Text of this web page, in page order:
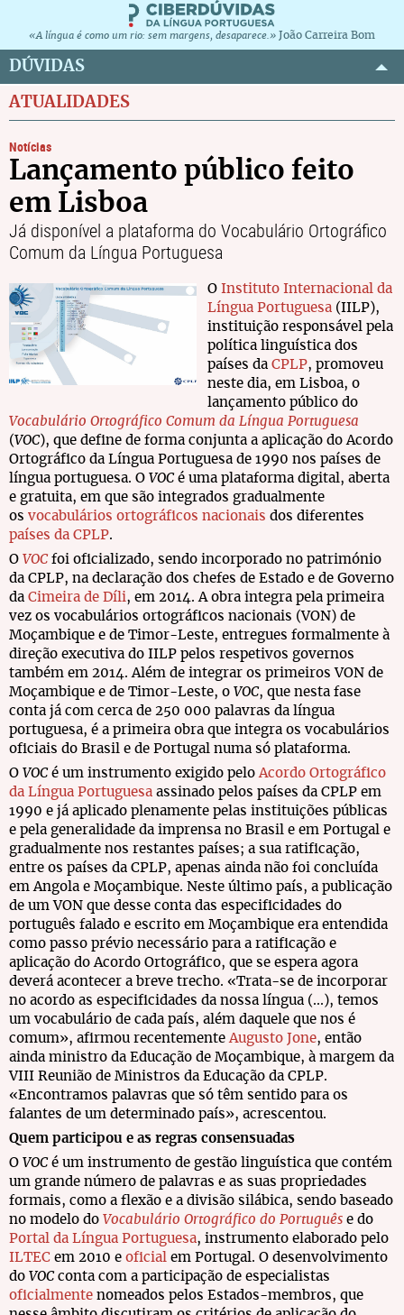
«A língua é como um rio: sem margens, desaparece.» João Carreira Bom
DÚVIDAS
ATUALIDADES
Notícias
Lançamento público feito
em Lisboa
Já disponível a plataforma do Vocabulário Ortográfico
Comum da Língua Portuguesa
O Instituto Internacional da
Língua Portuguesa (IILP),
instituição responsável pela
política linguística dos
países da CPLP, promoveu
neste dia, em Lisboa, o
lançamento público do
Vocabulário Ortográfico Comum da Língua Portuguesa
( VOC), que define de forma conjunta a aplicação do Acordo
Ortográfico da Língua Portuguesa de 1990 nos países de
língua portuguesa. O VOC é uma plataforma digital, aberta
e gratuita, em que são integrados gradualmente
os vocabulários ortográficos nacionais dos diferentes
países da CPLP.
O VOC foi oficializado, sendo incorporado no património
da CPLP, na declaração dos chefes de Estado e de Governo
da Cimeira de Díli, em 2014. A obra integra pela primeira
vez os vocabulários ortográficos nacionais (VON) de
Moçambique e de Timor-Leste, entregues formalmente à
direção executiva do IILP pelos respetivos governos
também em 2014. Além de integrar os primeiros VON de
Moçambique e de Timor-Leste, o VOC, que nesta fase
conta já com cerca de 250 000 palavras da língua
portuguesa, é a primeira obra que integra os vocabulários
oficiais do Brasil e de Portugal numa só plataforma.
O VOC é um instrumento exigido peloAcordo Ortográfico
da Língua Portuguesa assinado pelos países da CPLP em
1990 e já aplicado plenamente pelas instituições públicas
e pela generalidade da imprensa no Brasil e em Portugal e
gradualmente nos restantes países; a sua ratificação,
entre os países da CPLP, apenas ainda não foi concluída
em Angola e Moçambique. Neste último país, a publicação
de um VON que desse conta das especificidades do
português falado e escrito em Moçambique era entendida
como passo prévio necessário para a ratificação e
aplicação do Acordo Ortográfico, que se espera agora
deverá acontecer a breve trecho. «Trata-se de incorporar
no acordo as especificidades da nossa língua (...), temos
um vocabulário de cada país, além daquele que nos é
comum», afirmou recentementeAugusto Jone, então
ainda ministro da Educação de Moçambique, à margem da
VIII Reunião de Ministros da Educação da CPLP.
«Encontramos palavras que só têm sentido para os
falantes de um determinado país», acrescentou.
Quem participou e as regras consensuadas
O VOC é um instrumento de gestão linguística que contém
um grande número de palavras e as suas propriedades
formais, como a flexão e a divisão silábica, sendo baseado
no modelo do Vocabulário Ortográfico do Português e do
Portal da Língua Portuguesa, instrumento elaborado pelo
ILTEC em 2010 e oficial em Portugal. O desenvolvimento
do VOC conta com a participação de especialistas
oficialmente nomeados pelos Estados-membros, que